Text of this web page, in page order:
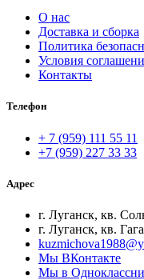
О нас
Доставка и сборка
Политика
Условия
Контакты
Телефон
+ 7 (959) 111 55 11
+7 (959) 227 33 33
Адрес
г. Луганск, кв.
г. Луганск, кв.
Мы ВКонтакте
Мы в